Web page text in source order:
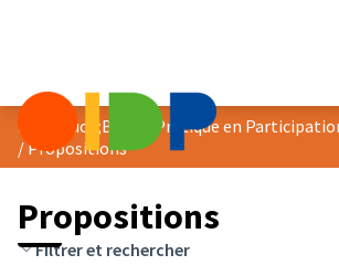
/Propositions
Propositions
Filtrer et rechercher